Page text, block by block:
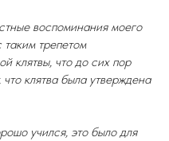
воспоминания моего
трепетом
клятвы, что до сих пор
клятва была утверждена
учился, это было для